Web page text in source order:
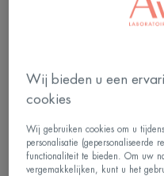
last hadden van
verzwarende
Hormonale acne
Wij bieden u een
cookies
Wij gebruiken cookies om u
personalisatie (gepersonaliseerde
functionaliteit te bieden. Om uw
vergemakkelijken, kunt u het